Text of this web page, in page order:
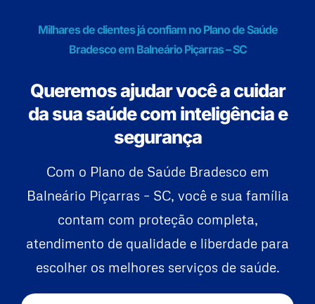
Milhares de clientes já confiam no Plano de Saúde
Bradesco em Balneário Piçarras – SC
Queremos ajudar você a cuidar
da sua saúde com inteligência e
segurança
Com o Plano de Saúde Bradesco em
Balneário Piçarras – SC, você e sua família
contam com proteção completa,
atendimento de qualidade e liberdade para
escolher os melhores serviços de saúde.